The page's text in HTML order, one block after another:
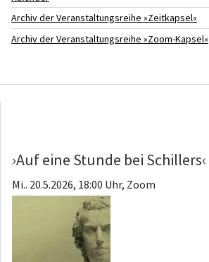
Archiv der Veranstaltungsreihe »Zeitkapsel«
Archiv der Veranstaltungsreihe »Zoom-Kapsel«
›Auf eine Stunde bei Schillers‹
Mi.. 20.5.2026, 18:00 Uhr, Zoom